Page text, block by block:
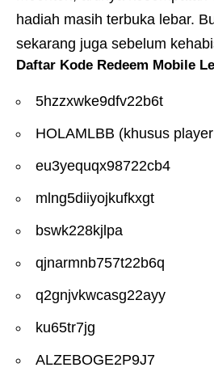
hadiah masih terbuka lebar.
sekarang juga sebelum
Daftar Kode Redeem Mobile
5hzzxwke9dfv22b6t
HOLAMLBB (khusus
eu3yequqx98722cb4
mlng5dііуоjkufkxgt
bswk228kjlpa
qjnarmnb757t22b6q
q2gnjvkwcasg22ayy
ku65tr7jg
ALZEBOGE2P9J7